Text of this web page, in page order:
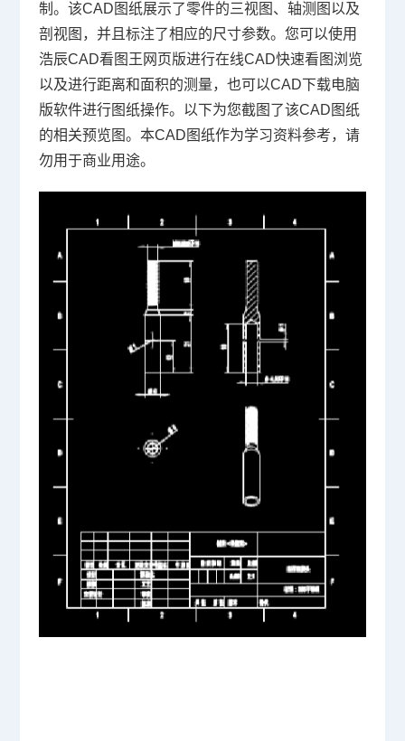
制。该CAD图纸展示了零件的三视图、轴测图以及
剖视图，并且标注了相应的尺寸参数。您可以使用
浩辰CAD看图王网页版进行在线CAD快速看图浏览
以及进行距离和面积的测量，也可以CAD下载电脑
版软件进行图纸操作。以下为您截图了该CAD图纸
的相关预览图。本CAD图纸作为学习资料参考，请
勿用于商业用途。